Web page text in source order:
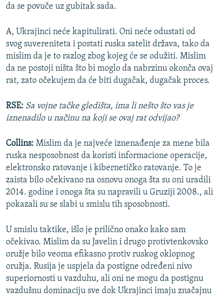
da se povuče uz gubitak sada.
A, Ukrajinci neće kapitulirati. Oni neće odustati od
svog suvereniteta i postati ruska satelit država, tako da
mislim da je to razlog zbog kojeg će se odužiti. Mislim
da ne postoji ništa što bi moglo da nabrzinu okonča ovaj
rat, zato očekujem da će biti dugačak, dugačak proces.
RSE: Sa vojne tačke gledišta, ima li nešto što vas je
iznenadilo u načinu na koji se ovaj rat odvijao?
Collins: Mislim da je najveće iznenađenje za mene bila
ruska nesposobnost da koristi informacione operacije,
elektronsko ratovanje i kibernetičko ratovanje. To je
zaista bilo očekivano na osnovu onoga šta su oni uradili
2014. godine i onoga šta su napravili u Gruziji 2008., ali
pokazali su se slabi u smislu tih sposobnosti.
U smislu taktike, išlo je prilično onako kako sam
očekivao. Mislim da su Javelin i drugo protivtenkovsko
oružje bilo veoma efikasno protiv ruskog oklopnog
oružja. Rusija je uspjela da postigne određeni nivo
superiornosti u vazduhu, ali oni ne mogu da postignu
vazdušnu dominaciju sve dok Ukrajinci imaju značajnu